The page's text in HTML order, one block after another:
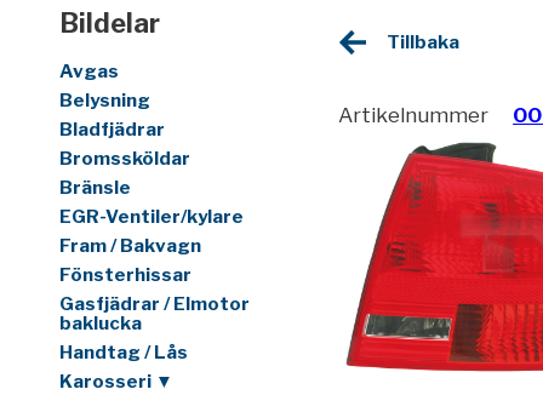
Bildelar
Avgas
Belysning
Bladfjädrar
Bromssköldar
Bränsle
EGR-Ventiler/kylare
Fram / Bakvagn
Fönsterhissar
Gasfjädrar / Elmotor
baklucka
Handtag / Lås
Karosseri ▼
Tillbaka
Artikelnummer